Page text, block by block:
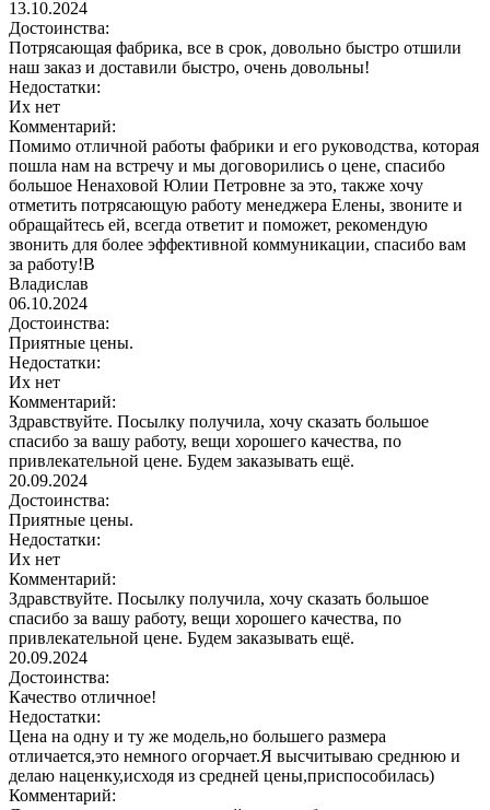
13.10.2024
Достоинства:
Потрясающая фабрика, все в срок, довольно быстро отшили
наш заказ и доставили быстро, очень довольны!
Недостатки:
Их нет
Комментарий:
Помимо отличной работы фабрики и его руководства, которая
пошла нам на встречу и мы договорились о цене, спасибо
большое Ненаховой Юлии Петровне за это, также хочу
отметить потрясающую работу менеджера Елены, звоните и
обращайтесь ей, всегда ответит и поможет, рекомендую
звонить для более эффективной коммуникации, спасибо вам
за работу!В
Владислав
06.10.2024
Достоинства:
Приятные цены.
Недостатки:
Их нет
Комментарий:
Здравствуйте. Посылку получила, хочу сказать большое
спасибо за вашу работу, вещи хорошего качества, по
привлекательной цене. Будем заказывать ещё.
20.09.2024
Достоинства:
Приятные цены.
Недостатки:
Их нет
Комментарий:
Здравствуйте. Посылку получила, хочу сказать большое
спасибо за вашу работу, вещи хорошего качества, по
привлекательной цене. Будем заказывать ещё.
20.09.2024
Достоинства:
Качество отличное!
Недостатки:
Цена на одну и ту же модель,но большего размера
отличается,это немного огорчает.Я высчитываю среднюю и
делаю наценку,исходя из средней цены,приспособилась)
Комментарий: